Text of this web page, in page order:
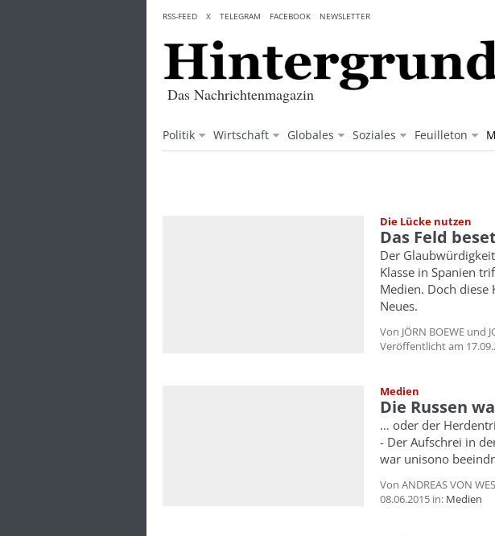
content
Das Nachrichtenmagazin
Politik Wirtschaft Globales Soziales Feuilleton
RSS-FEED X TELEGRAM FACEBOOK NEWSLETTER
Die Lücke nutzen
Das Feld
Der
Klasse in Spanien
Medien. Doch diese
Neues.
Von JÖRN BOEWE und
Veröffentlicht am
Medien
Die Russen
… oder der
- Der Aufschrei in
war unisono
Von ANDREAS VON
08.06.2015 in: Medien